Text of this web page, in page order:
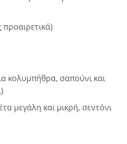
κολυμπήθρα, σαπούνι και
μεγάλη και μικρή, σεντόνι